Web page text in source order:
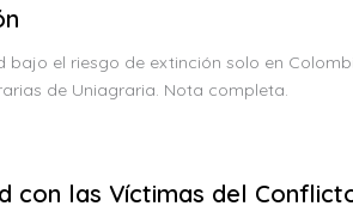
bajo el riesgo de extinción solo en
de Uniagraria. Nota completa.
con las Víctimas del